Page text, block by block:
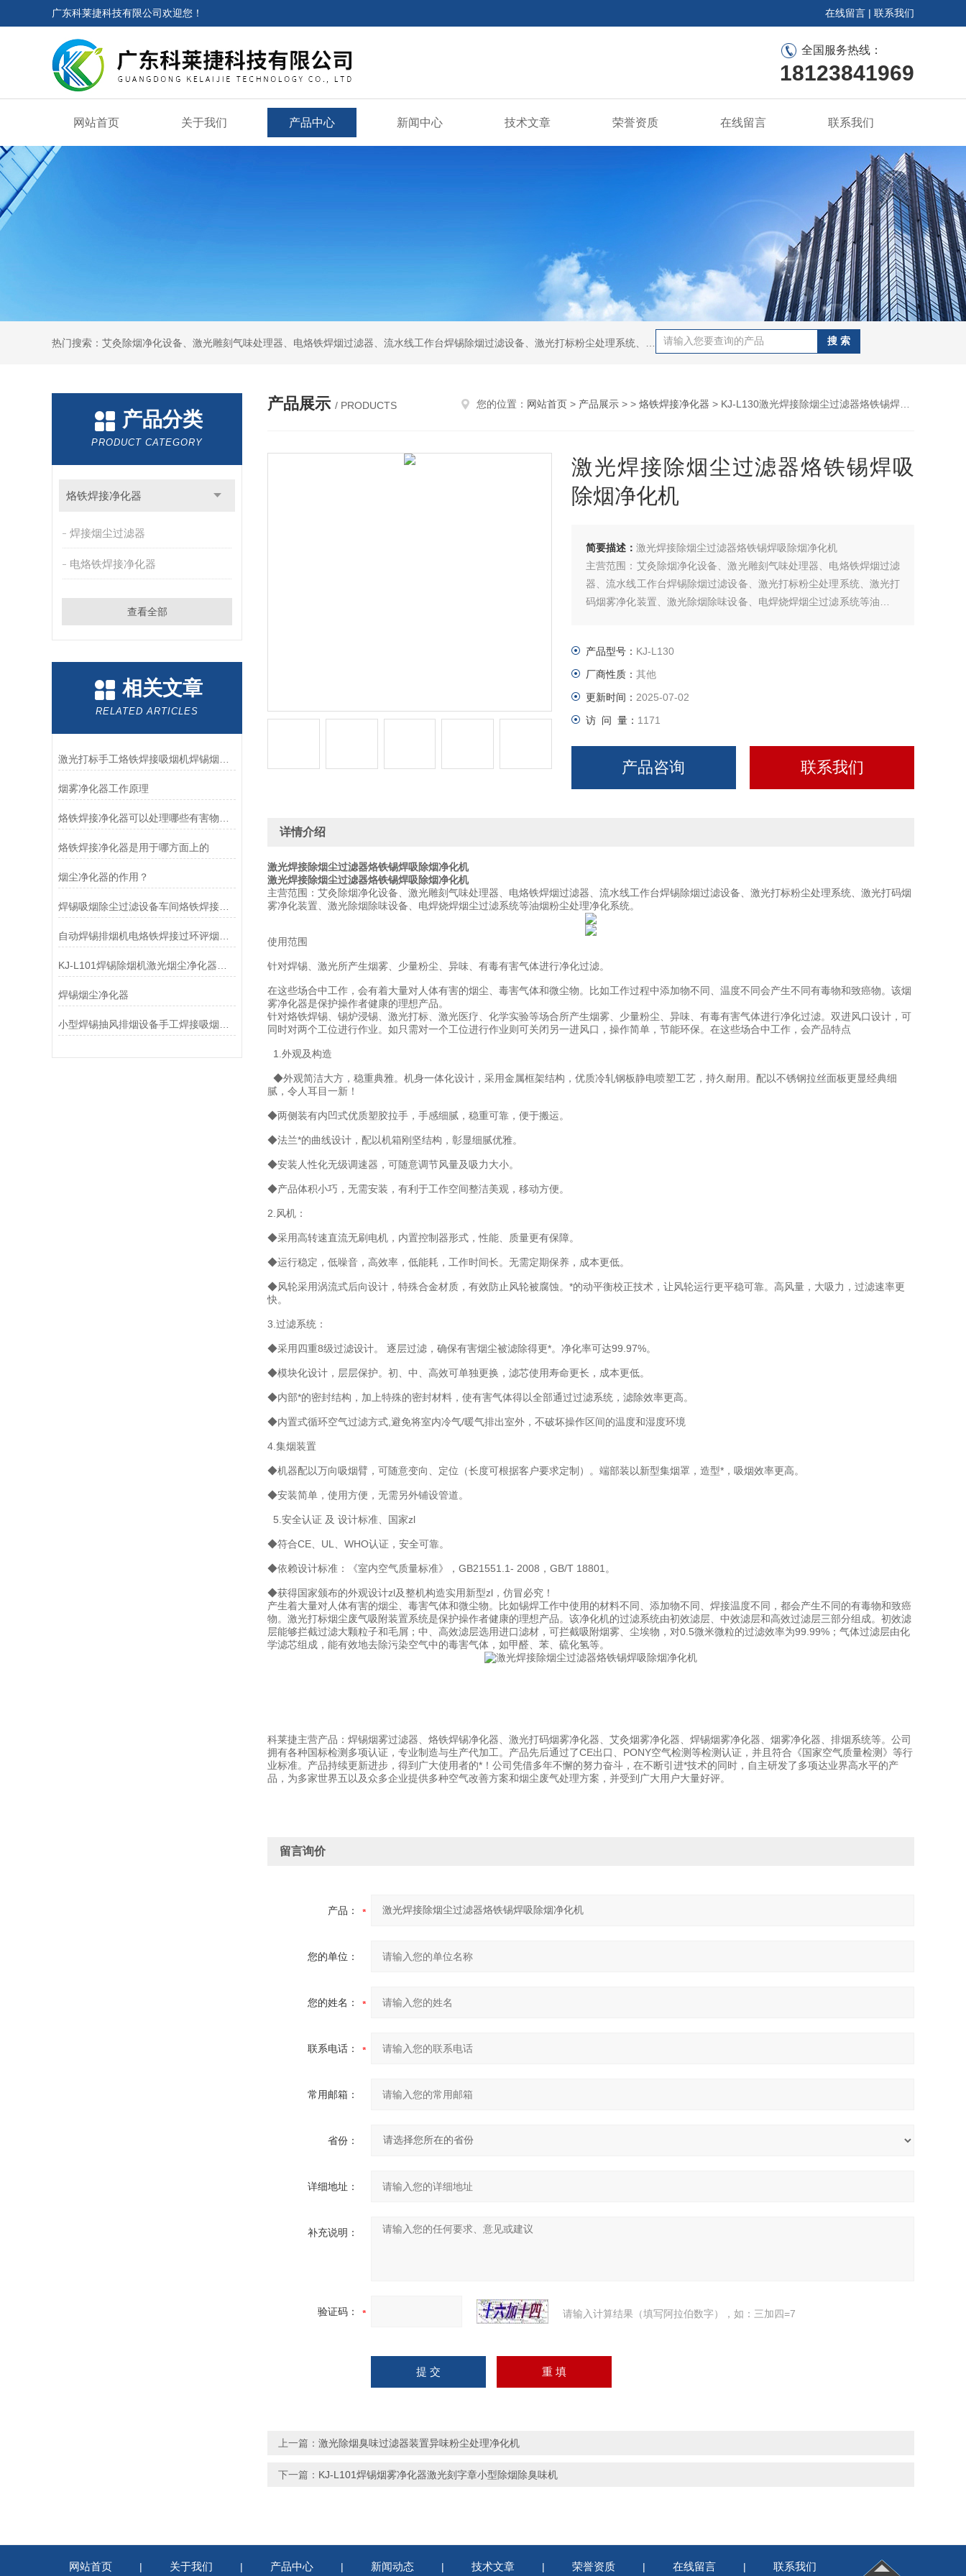
广东科莱捷科技有限公司欢迎您！ 在线留言 | 联系我们
全国服务热线：
18123841969
网站首页 关于我们 产品中心 新闻中心 技术文章 荣誉资质 在线留言 联系我们
产品分类
PRODUCT CATEGORY
烙铁焊接净化器
焊接烟尘过滤器
电烙铁焊接净化器
查看全部
相关文章
RELATED ARTICLES
烟雾净化器工作原理
烙铁焊接净化器是用于哪方面上的
烟尘净化器的作用？
焊锡吸烟除尘过滤设备车间烙铁焊接烟雾净化器
焊锡烟尘净化器
产品展示 / PRODUCTS 您的位置： 网站首页 > 产品展示 > > 烙铁焊接净化器 > KJ-L130激光焊接除烟尘过滤器烙铁锡焊吸除烟净化机
激光焊接除烟尘过滤器烙铁锡焊吸
除烟净化机
简要描述： 激光焊接除烟尘过滤器烙铁锡焊吸除烟净化机
主营范围：艾灸除烟净化设备、激光雕刻气味处理器、电烙铁焊烟过滤
器、流水线工作台焊锡除烟过滤设备、激光打标粉尘处理系统、激光打
码烟雾净化装置、激光除烟除味设备、电焊烧焊烟尘过滤系统等油烟粉
产品型号： KJ-L130
厂商性质： 其他
更新时间： 2025-07-02
访 问 量： 1171
产品咨询 联系我们
详情介绍
激光焊接除烟尘过滤器烙铁锡焊吸除烟净化机
激光焊接除烟尘过滤器烙铁锡焊吸除烟净化机
主营范围：艾灸除烟净化设备、激光雕刻气味处理器、电烙铁焊烟过滤器、流水线工作台焊锡除烟过滤设备、激光打标粉尘处理系统、激光打码烟
雾净化装置、激光除烟除味设备、电焊烧焊烟尘过滤系统等油烟粉尘处理净化系统。
使用范围
针对焊锡、激光所产生烟雾、少量粉尘、异味、有毒有害气体进行净化过滤。
在这些场合中工作，会有着大量对人体有害的烟尘、毒害气体和微尘物。比如工作过程中添加物不同、温度不同会产生不同有毒物和致癌物。该烟
雾净化器是保护操作者健康的理想产品。
针对烙铁焊锡、锡炉浸锡、激光打标、激光医疗、化学实验等场合所产生烟雾、少量粉尘、异味、有毒有害气体进行净化过滤。双进风口设计，可
同时对两个工位进行作业。如只需对一个工位进行作业则可关闭另一进风口，操作简单，节能环保。在这些场合中工作，会产品特点
1.外观及构造
◆外观简洁大方，稳重典雅。机身一体化设计，采用金属框架结构，优质冷轧钢板静电喷塑工艺，持久耐用。配以不锈钢拉丝面板更显经典细
腻，令人耳目一新！
◆两侧装有内凹式优质塑胶拉手，手感细腻，稳重可靠，便于搬运。
◆法兰*的曲线设计，配以机箱刚坚结构，彰显细腻优雅。
◆安装人性化无级调速器，可随意调节风量及吸力大小。
◆产品体积小巧，无需安装，有利于工作空间整洁美观，移动方便。
2.风机：
◆采用高转速直流无刷电机，内置控制器形式，性能、质量更有保障。
◆运行稳定，低噪音，高效率，低能耗，工作时间长。无需定期保养，成本更低。
◆风轮采用涡流式后向设计，特殊合金材质，有效防止风轮被腐蚀。*的动平衡校正技术，让风轮运行更平稳可靠。高风量，大吸力，过滤速率更
快。
3.过滤系统：
◆采用四重8级过滤设计。 逐层过滤，确保有害烟尘被滤除得更*。净化率可达99.97%。
◆模块化设计，层层保护。初、中、高效可单独更换，滤芯使用寿命更长，成本更低。
◆内部*的密封结构，加上特殊的密封材料，使有害气体得以全部通过过滤系统，滤除效率更高。
◆内置式循环空气过滤方式,避免将室内冷气/暖气排出室外，不破坏操作区间的温度和湿度环境
4.集烟装置
◆机器配以万向吸烟臂，可随意变向、定位（长度可根据客户要求定制）。端部装以新型集烟罩，造型*，吸烟效率更高。
◆安装简单，使用方便，无需另外铺设管道。
5.安全认证 及 设计标准、国家zl
◆符合CE、UL、WHO认证，安全可靠。
◆依赖设计标准：《室内空气质量标准》，GB21551.1- 2008，GB/T 18801。
◆获得国家颁布的外观设计zl及整机构造实用新型zl，仿冒必究！
产生着大量对人体有害的烟尘、毒害气体和微尘物。比如锡焊工作中使用的材料不同、添加物不同、焊接温度不同，都会产生不同的有毒物和致癌
物。激光打标烟尘废气吸附装置系统是保护操作者健康的理想产品。该净化机的过滤系统由初效滤层、中效滤层和高效过滤层三部分组成。初效滤
层能够拦截过滤大颗粒子和毛屑；中、高效滤层选用进口滤材，可拦截吸附烟雾、尘埃物，对0.5微米微粒的过滤效率为99.99%；气体过滤层由化
学滤芯组成，能有效地去除污染空气中的毒害气体，如甲醛、苯、硫化氢等。
科莱捷主营产品：焊锡烟雾过滤器、烙铁焊锡净化器、激光打码烟雾净化器、艾灸烟雾净化器、焊锡烟雾净化器、烟雾净化器、排烟系统等。公司
拥有各种国标检测多项认证，专业制造与生产代加工。产品先后通过了CE出口、PONY空气检测等检测认证，并且符合《国家空气质量检测》等行
业标准。产品持续更新进步，得到广大使用者的*！公司凭借多年不懈的努力奋斗，在不断引进*技术的同时，自主研发了多项达业界高水平的产
品，为多家世界五以及众多企业提供多种空气改善方案和烟尘废气处理方案，并受到广大用户大量好评。
留言询价
产品：
您的单位：
您的姓名：
联系电话：
常用邮箱：
省份：
详细地址：
补充说明：
验证码： 请输入计算结果（填写阿拉伯数字），如：三加四=7
上一篇： 激光除烟臭味过滤器装置异味粉尘处理净化机
下一篇： KJ-L101焊锡烟雾净化器激光刻字章小型除烟除臭味机
网站首页 | 关于我们 | 产品中心 | 新闻动态 | 技术文章 | 荣誉资质 | 在线留言 | 联系我们